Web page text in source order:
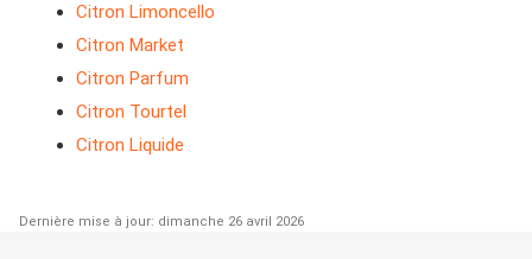
Citron Limoncello
Citron Market
Citron Parfum
Citron Tourtel
Citron Liquide
Dernière mise à jour: dimanche 26 avril 2026